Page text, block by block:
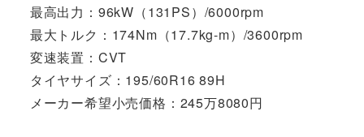
最高出力：96kW（131PS）/6000rpm
最大トルク：174Nm（17.7kg-m）/3600rpm
変速装置：CVT
タイヤサイズ：195/60R16 89H
メーカー希望小売価格：245万8080円